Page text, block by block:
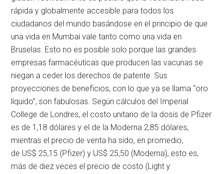
rápida y globalmente accesible para todos los
ciudadanos del mundo basándose en el principio de que
una vida en Mumbai vale tanto como una vida en
Bruselas. Esto no es posible solo porque las grandes
empresas farmacéuticas que producen las vacunas se
niegan a ceder los derechos de patente. Sus
proyecciones de beneficios, con lo que ya se llama “oro
líquido”, son fabulosas. Según cálculos del Imperial
College de Londres, el costo unitario de la dosis de Pfizer
es de 1,18 dólares y el de la Moderna 2,85 dólares,
mientras el precio de venta ha sido, en promedio,
de US$ 25,15 (Pfizer) y US$ 25,50 (Moderna), esto es,
más de diez veces el precio de costo (Light y